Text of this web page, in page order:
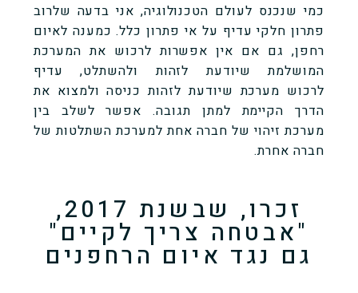
כמי שנכנס לעולם הטכנולוגיה, אני בדעה שלרוב
פתרון חלקי עדיף על אי פתרון כלל. כמענה לאיום
רחפן, גם אם אין אפשרות לרכוש את המערכת
המושלמת שיודעת לזהות ולהשתלט, עדיף
לרכוש מערכת שיודעת לזהות כניסה ולמצוא את
הדרך הקיימת למתן תגובה. אפשר לשלב בין
מערכת זיהוי של חברה אחת למערכת השתלטות של
חברה אחרת.
זכרו, שבשנת 2017,
"אבטחה צריך לקיים"
גם נגד איום הרחפנים